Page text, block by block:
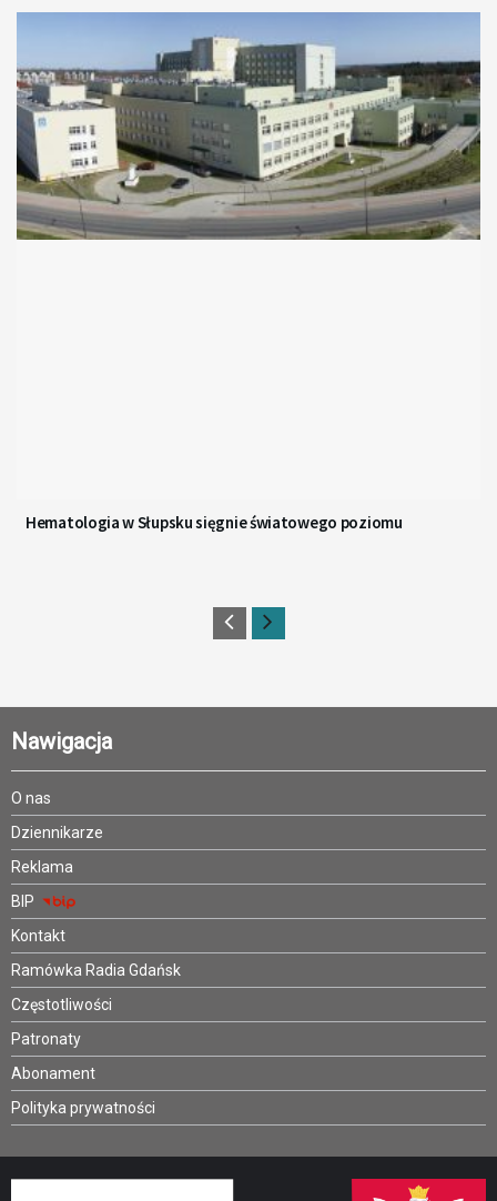
Hematologia w Słupsku sięgnie światowego poziomu
Nawigacja
O nas
Dziennikarze
Reklama
BIP
Kontakt
Ramówka Radia Gdańsk
Częstotliwości
Patronaty
Abonament
Polityka prywatności